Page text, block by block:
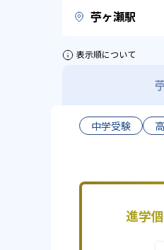
苧ヶ瀬駅
表示順について
中学受験
進学